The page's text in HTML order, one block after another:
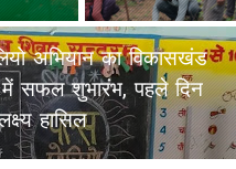
की अपनी ओरिजिनल स्टेट
(भाग 2)